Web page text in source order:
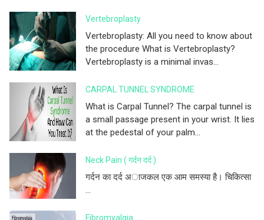
Vertebroplasty
Vertebroplasty: All you need to know about
the procedure What is Vertebroplasty?
Vertebroplasty is a minimal invas...
CARPAL TUNNEL SYNDROME
What is Carpal Tunnel? The carpal tunnel is
a small passage present in your wrist. It lies
at the pedestal of your palm...
Neck Pain ( गर्दन दर्द )
गर्दन का दर्द अाजकल एक आम समस्या है। चिकित्सा
...
Fibromyalgia